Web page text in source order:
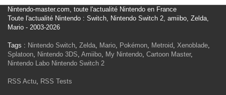
Nintendo-master.com, toute l'actualité Nintendo en France
Toute l'actualité Nintendo : Switch, Nintendo Switch 2, amiibo, Zelda,
Mario - 2003-2026
Tags : Nintendo Switch, Zelda, Mario, Pokémon, Metroid, Xenoblade,
Splatoon, Nintendo 3DS, Amiibo, My Nintendo, Cartoon Master,
Nintendo Labo Nintendo Switch 2
RSS Actu, RSS Tests